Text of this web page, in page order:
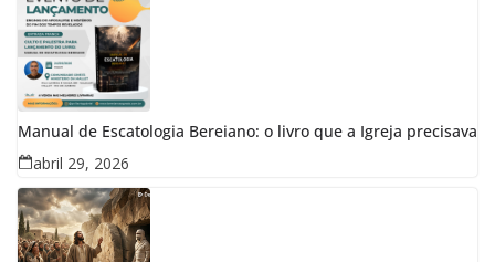
Manual de Escatologia Bereiano: o livro que a Igreja precisava
abril 29, 2026